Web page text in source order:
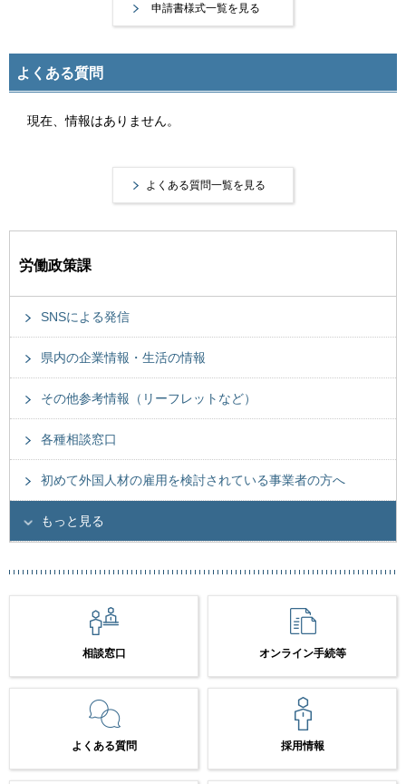
申請書様式一覧を見る
よくある質問
現在、情報はありません。
よくある質問一覧を見る
労働政策課
SNSによる発信
県内の企業情報・生活の情報
その他参考情報（リーフレットなど）
各種相談窓口
初めて外国人材の雇用を検討されている事業者の方へ
もっと見る
相談窓口 オンライン手続等
よくある質問 採用情報